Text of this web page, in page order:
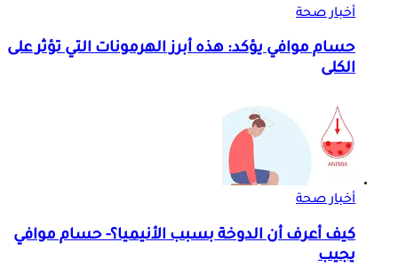
أخبار صحة
حسام موافي يؤكد: هذه أبرز الهرمونات التي تؤثر على
الكلى
أخبار صحة
كيف أعرف أن الدوخة بسبب الأنيميا؟- حسام موافي
يجيب